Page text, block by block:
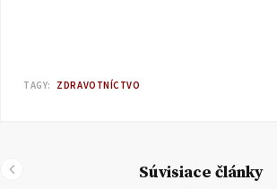
TAGY: ZDRAVOTNÍCTVO
Súvisiace články